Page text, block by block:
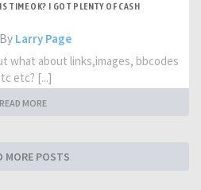
TIME OK? I GOT PLENTY OF CASH
Larry Page
what about links,images, bbcodes
etc? [...]
READ MORE
MORE POSTS